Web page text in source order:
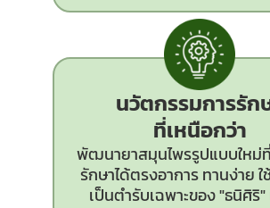
นวัตกรรมการรัก
ที่เหนือกว่า
พัฒนายาสมุนไพรรูปแบบใหม่
รักษาได้ตรงอาการ ทานง่าย ใ
เป็นตำรับเฉพาะของ "ธนิศิริ"